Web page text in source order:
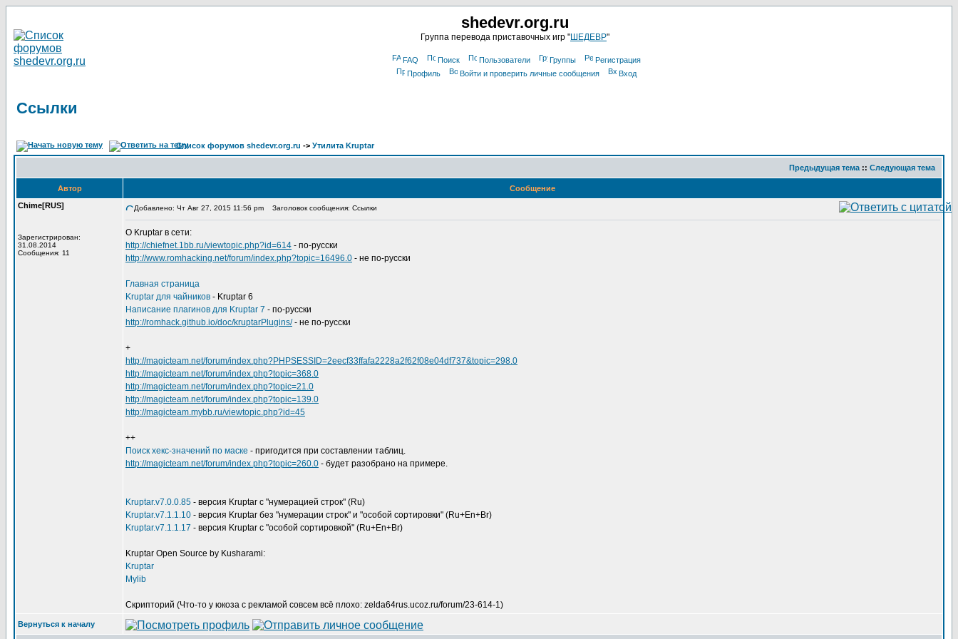
shedevr.org.ru
Группа перевода приставочных игр "ШЕДЕВР"
FAQ Поиск Пользователи Группы
Регистрация
Профиль
Войти и проверить личные сообщения Вход
Ссылки
Список форумов shedevr.org.ru -> Утилита Kruptar
Предыдущая тема :: Следующая тема
Автор
Сообщение
Chime[RUS]
Зарегистрирован:
31.08.2014
Сообщения: 11
Добавлено: Чт Авг 27, 2015 11:56 pm Заголовок сообщения: Ссылки
О Kruptar в сети:
http://chiefnet.1bb.ru/viewtopic.php?id=614 - по-русски
http://www.romhacking.net/forum/index.php?topic=16496.0 - не по-русски
Главная страница
Kruptar для чайников - Kruptar 6
Написание плагинов для Kruptar 7 - по-русски
http://romhack.github.io/doc/kruptarPlugins/- не по-русски
+
http://magicteam.net/forum/index.php?PHPSESSID=2eecf33ffafa2228a2f62f08e04df737&topic=298.0
http://magicteam.net/forum/index.php?topic=368.0
http://magicteam.net/forum/index.php?topic=21.0
http://magicteam.net/forum/index.php?topic=139.0
http://magicteam.mybb.ru/viewtopic.php?id=45
++
Поиск хекс-значений по маске - пригодится при составлении таблиц.
http://magicteam.net/forum/index.php?topic=260.0 - будет разобрано на примере.
Kruptar.v7.0.0.85 - версия Kruptar с "нумерацией строк" (Ru)
Kruptar.v7.1.1.10 - версия Kruptar без "нумерации строк" и "особой сортировки" (Ru+En+Br)
Kruptar.v7.1.1.17 - версия Kruptar с "особой сортировкой" (Ru+En+Br)
Kruptar Open Source by Kusharami:
Kruptar
Mylib
Скрипторий (Что-то у юкоза с рекламой совсем всё плохо: zelda64rus.ucoz.ru/forum/23-614-1)
Вернуться к началу